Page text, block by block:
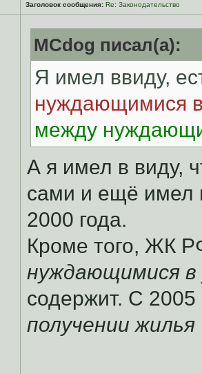
Заголовок сообщения: Re: Законодательство
MCdog писал(а):
Я имел ввиду,
нуждающимися
между
А я имел в виду,
сами и ещё
2000 года.
Кроме того, ЖК
нуждающимися в
содержит. С 2005
получении жилья